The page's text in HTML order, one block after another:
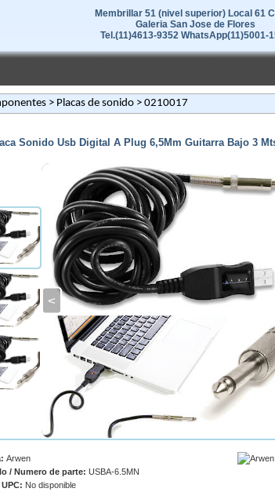
Membrillar 51 (nivel superior) Local 61
Galeria San Jose de Flores
Tel.(11)4613-9352 WhatsApp(11)5001-
> Placas de sonido > 0210017
Sonido Usb Digital A Plug 6,5Mm Guitarra Bajo 3
<
Arwen
/ Numero de parte: USBA-6.5MN
No disponible